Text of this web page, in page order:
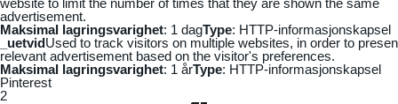
advertisement.
Maksimal lagringsvarighet: 1 dagType: HTTP-informasjonskapsel
_uetvidUsed to track visitors on multiple websites, in order to
relevant advertisement based on the visitor's preferences.
Maksimal lagringsvarighet: 1 årType: HTTP-informasjonskapsel
Pinterest
2